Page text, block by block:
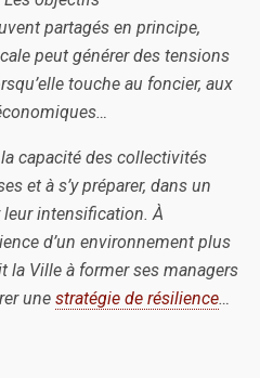
partagés en principe,
peut générer des tensions
touche au foncier, aux
capacité des collectivités
et à s’y préparer, dans un
intensification. À
d’un environnement plus
la Ville à former ses managers
une stratégie de résilience…